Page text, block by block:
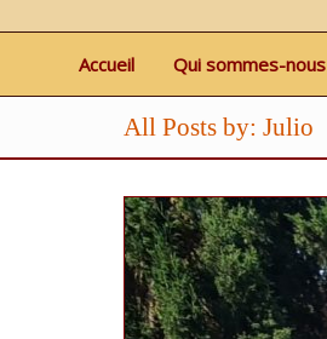
Accueil Qui sommes-nous
All Posts by: Julio